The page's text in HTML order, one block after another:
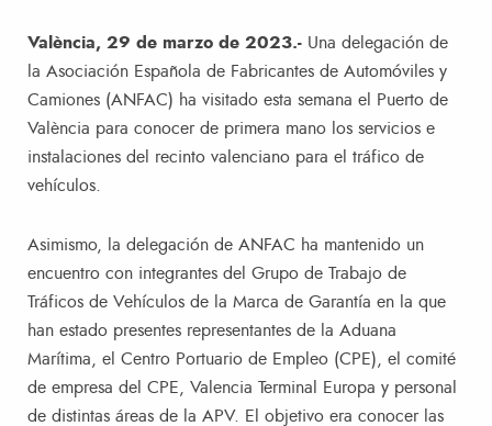
València, 29 de marzo de 2023.- Una delegación de
la Asociación Española de Fabricantes de Automóviles y
Camiones (ANFAC) ha visitado esta semana el Puerto de
València para conocer de primera mano los servicios e
instalaciones del recinto valenciano para el tráfico de
vehículos.
Asimismo, la delegación de ANFAC ha mantenido un
encuentro con integrantes del Grupo de Trabajo de
Tráficos de Vehículos de la Marca de Garantía en la que
han estado presentes representantes de la Aduana
Marítima, el Centro Portuario de Empleo (CPE), el comité
de empresa del CPE, Valencia Terminal Europa y personal
de distintas áreas de la APV. El objetivo era conocer las